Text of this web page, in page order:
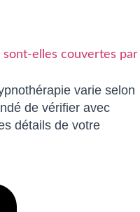
sont-elles couvertes par
varie selon
de vérifier avec
détails de votre